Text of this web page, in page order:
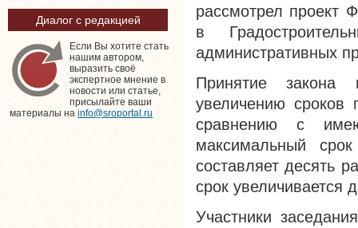
Диалог с редакцией
Если Вы хотите стать
нашим автором,
выразить своё
экспертное мнение в
новости или статье,
присылайте ваши
материалы на info@sroportal.ru
рассмотрел проект
в
административных
Принятие
увеличению сроков
сравнению с
максимальный
составляет десять
срок увеличивается
Участники